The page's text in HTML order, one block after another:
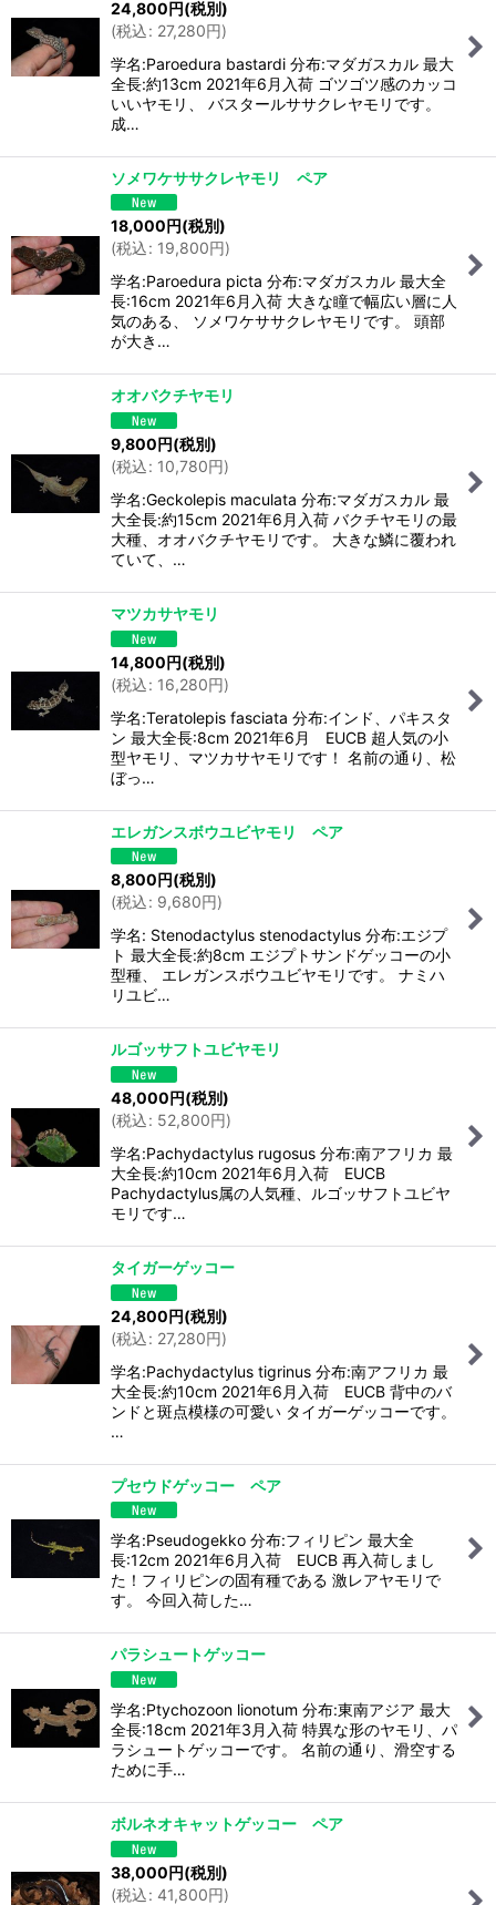
24,800円(税別)
(税込: 27,280円)
学名:Paroedura bastardi 分布:マダガスカル 最大
全長:約13cm 2021年6月入荷 ゴツゴツ感のカッコ
いいヤモリ、 バスタールササクレヤモリです。
成…
ソメワケササクレヤモリ ペア
18,000円(税別)
(税込: 19,800円)
学名:Paroedura picta 分布:マダガスカル 最大全
長:16cm 2021年6月入荷 大きな瞳で幅広い層に人
気のある、 ソメワケササクレヤモリです。 頭部
が大き…
オオバクチヤモリ
9,800円(税別)
(税込: 10,780円)
学名:Geckolepis maculata 分布:マダガスカル 最
大全長:約15cm 2021年6月入荷 バクチヤモリの最
大種、オオバクチヤモリです。 大きな鱗に覆われ
ていて、…
マツカサヤモリ
14,800円(税別)
(税込: 16,280円)
学名:Teratolepis fasciata 分布:インド、パキスタ
ン 最大全長:8cm 2021年6月 EUCB 超人気の小
型ヤモリ、マツカサヤモリです！ 名前の通り、松
ぼっ…
エレガンスボウユビヤモリ ペア
8,800円(税別)
(税込: 9,680円)
学名: Stenodactylus stenodactylus 分布:エジプ
ト 最大全長:約8cm エジプトサンドゲッコーの小
型種、 エレガンスボウユビヤモリです。 ナミハ
リユビ…
ルゴッサフトユビヤモリ
48,000円(税別)
(税込: 52,800円)
学名:Pachydactylus rugosus 分布:南アフリカ 最
大全長:約10cm 2021年6月入荷 EUCB
Pachydactylus属の人気種、ルゴッサフトユビヤ
モリです…
タイガーゲッコー
24,800円(税別)
(税込: 27,280円)
学名:Pachydactylus tigrinus 分布:南アフリカ 最
大全長:約10cm 2021年6月入荷 EUCB 背中のバ
ンドと斑点模様の可愛い タイガーゲッコーです。
…
プセウドゲッコー ペア
学名:Pseudogekko 分布:フィリピン 最大全
長:12cm 2021年6月入荷 EUCB 再入荷しまし
た！フィリピンの固有種である 激レアヤモリで
す。 今回入荷した…
パラシュートゲッコー
学名:Ptychozoon lionotum 分布:東南アジア 最大
全長:18cm 2021年3月入荷 特異な形のヤモリ、パ
ラシュートゲッコーです。 名前の通り、滑空する
ために手…
ボルネオキャットゲッコー ペア
38,000円(税別)
(税込: 41,800円)